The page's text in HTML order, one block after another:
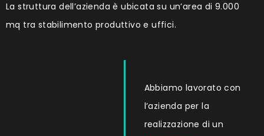
La struttura dell’azienda è ubicata su un’area di 9.000
mq tra stabilimento produttivo e uffici.
Abbiamo lavorato con
l’azienda per la
realizzazione di un